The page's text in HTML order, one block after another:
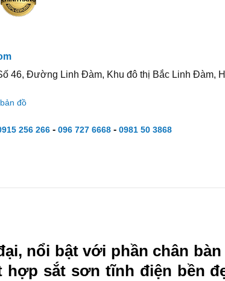
46, Đường Linh Đàm, Khu đô thị Bắc Linh Đàm,
đồ
256 266- 096 727 6668- 0981 50 3868
nổi bật với phần chân
sắt sơn tĩnh điện bền